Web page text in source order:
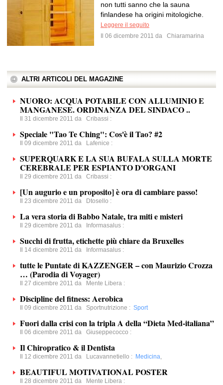
non tutti sanno che la sauna
finlandese ha origini mitologiche.
Leggere il seguito
Il 06 dicembre 2011 da
Chiaramarina
ALTRI ARTICOLI DEL MAGAZINE
NUORO: ACQUA POTABILE CON ALLUMINIO E
MANGANESE. ORDINANZA DEL SINDACO ..
Il 31 dicembre 2011 da Cribassi :
Speciale "Tao Te Ching": Cos'è il Tao? #2
Il 09 dicembre 2011 da Lafenice :
SUPERQUARK E LA SUA BUFALA SULLA MORTE
CEREBRALE PER ESPIANTO D'ORGANI
Il 29 dicembre 2011 da Cribassi :
[Un augurio e un proposito] è ora di cambiare passo!
Il 23 dicembre 2011 da Dtosello :
La vera storia di Babbo Natale, tra miti e misteri
Il 29 dicembre 2011 da Informasalus :
Succhi di frutta, etichette più chiare da Bruxelles
Il 14 dicembre 2011 da Informasalus :
tutte le Puntate di KAZZENGER – con Maurizio Crozza
… (Parodia di Voyager)
Il 27 dicembre 2011 da Mente Libera :
Discipline del fitness: Aerobica
Il 09 dicembre 2011 da Sportnutrizione : Sport
Fuori dalla crisi con la tripla A della “Dieta Med-italiana”
Il 06 dicembre 2011 da Giuseppecocco :
Il Chiropratico & il Dentista
Il 12 dicembre 2011 da Lucavannetiello : Medicina,
BEAUTIFUL MOTIVATIONAL POSTER
Il 28 dicembre 2011 da Mente Libera :